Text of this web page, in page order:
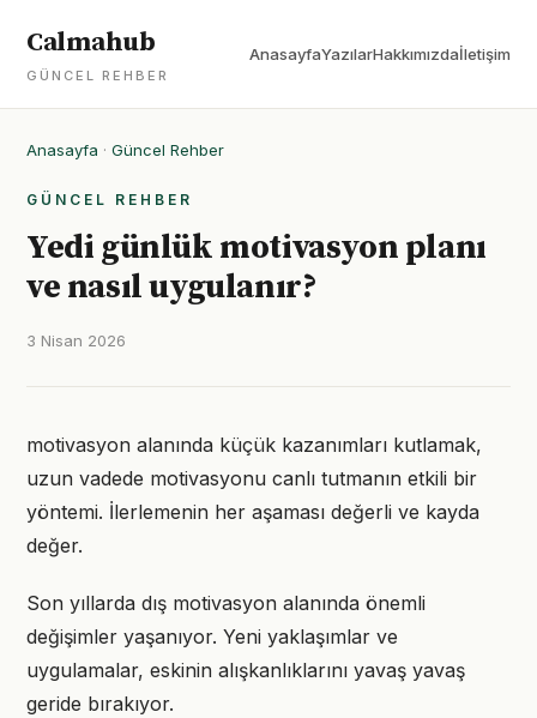
Calmahub
GÜNCEL REHBER
AnasayfaYazılarHakkımızdaİletişim
Anasayfa · Güncel Rehber
GÜNCEL REHBER
Yedi günlük motivasyon planı
ve nasıl uygulanır?
3 Nisan 2026
motivasyon alanında küçük kazanımları kutlamak,
uzun vadede motivasyonu canlı tutmanın etkili bir
yöntemi. İlerlemenin her aşaması değerli ve kayda
değer.
Son yıllarda dış motivasyon alanında önemli
değişimler yaşanıyor. Yeni yaklaşımlar ve
uygulamalar, eskinin alışkanlıklarını yavaş yavaş
geride bırakıyor.